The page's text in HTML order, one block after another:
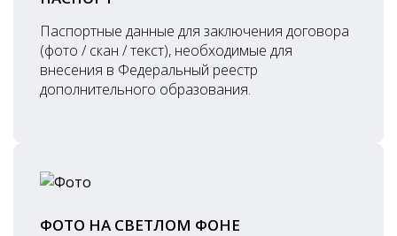
Паспортные данные для заключения договора
(фото / скан / текст), необходимые для
внесения в Федеральный реестр
дополнительного образования.
ФОТО НА СВЕТЛОМ ФОНЕ